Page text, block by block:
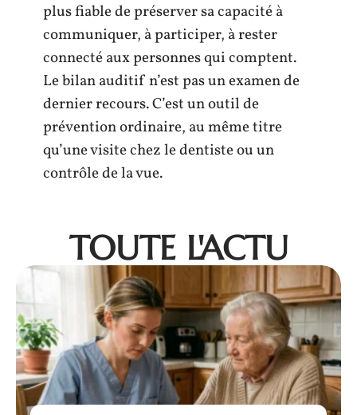
plus fiable de préserver sa capacité à
communiquer, à participer, à rester
connecté aux personnes qui comptent.
Le bilan auditif n’est pas un examen de
dernier recours. C’est un outil de
prévention ordinaire, au même titre
qu’une visite chez le dentiste ou un
contrôle de la vue.
TOUTE L'ACTU